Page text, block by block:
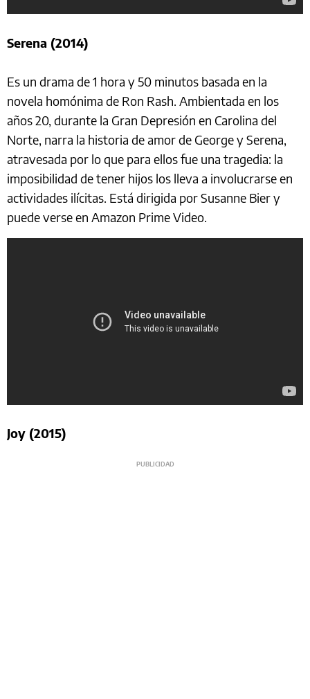
Serena (2014)
Es un drama de 1 hora y 50 minutos basada en la
novela homónima de Ron Rash. Ambientada en los
años 20, durante la Gran Depresión en Carolina del
Norte, narra la historia de amor de George y Serena,
atravesada por lo que para ellos fue una tragedia: la
imposibilidad de tener hijos los lleva a involucrarse en
actividades ilícitas. Está dirigida por Susanne Bier y
puede verse en Amazon Prime Video.
Joy (2015)